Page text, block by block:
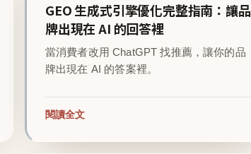
GEO 生成式引擎優化完整指南：讓品
牌出現在 AI 的回答裡
當消費者改用 ChatGPT 找推薦，讓你的品
牌出現在 AI 的答案裡。
閱讀全文